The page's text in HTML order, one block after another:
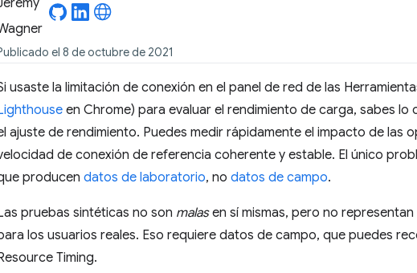
el 8 de octubre de 2021
usaste la limitación de conexión en el panel de red de las
en Chrome) para evaluar el rendimiento de carga, sabes
ajuste de rendimiento. Puedes medir rápidamente el impacto de las
de conexión de referencia coherente y estable. El único
producen datos de laboratorio, no datos de campo.
pruebas sintéticas no son malasen sí mismas, pero no
los usuarios reales. Eso requiere datos de campo, que puedes
Timing.